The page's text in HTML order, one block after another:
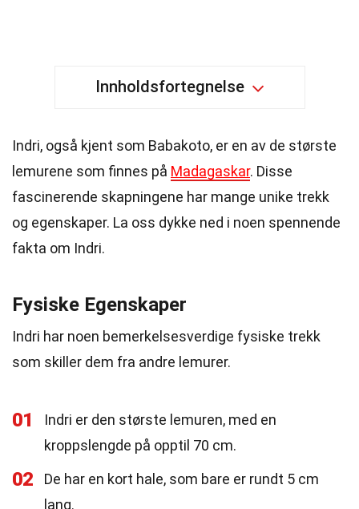
Innholdsfortegnelse
Indri, også kjent som Babakoto, er en av de største
lemurene som finnes på Madagaskar. Disse
fascinerende skapningene har mange unike trekk
og egenskaper. La oss dykke ned i noen spennende
fakta om Indri.
Fysiske Egenskaper
Indri har noen bemerkelsesverdige fysiske trekk
som skiller dem fra andre lemurer.
01
Indri er den største lemuren, med en
kroppslengde på opptil 70 cm.
02
De har en kort hale, som bare er rundt 5 cm
lang.